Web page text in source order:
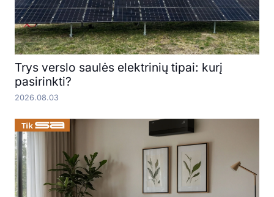
Trys verslo saulės elektrinių tipai: kurį
pasirinkti?
2026.08.03